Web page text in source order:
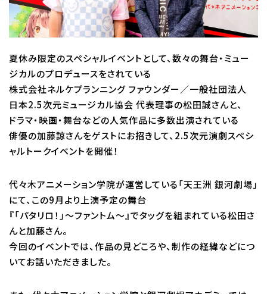
校舎・施設
学生生活・サポート
就職・キャリア
入学情報
在学生の活躍
業界ナビ
新着情報
夏休み限定のスペシャルイベントとして、数々の舞台・ミュー
ジカルのプロデュースをされている
株式会社ネルケプランニング ファウンダー／一般社団法人
日本2.5次元ミュージカル協会 代表理事の松田誠さんと、
ドラマ・映画・舞台などの人気作品に多数出演されている
俳優の加藤諒さんをゲストにお招きして、2.5次元演劇スペシ
ャルトークイベントを開催！
代々木アニメーション学院が運営している「天王洲 銀河劇場」
にて、この9月より上演予定の舞台
『「パタリロ！」～ファントム～』でタッグを組まれている松田さ
んと加藤さん。
今回のイベントでは、作品の見どころや、制作の経緯などにつ
いてお話いただきました。